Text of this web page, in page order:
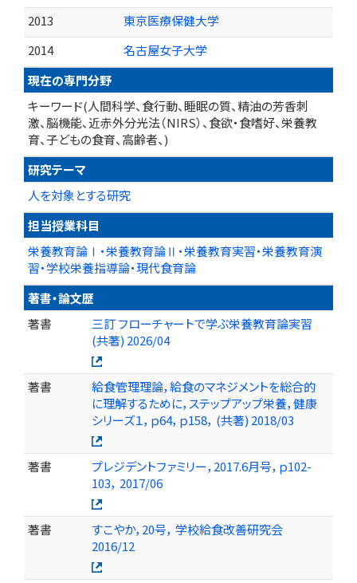
2013
東京医療保健大学
2014
名古屋女子大学
現在の専門分野
キーワード(人間科学、食行動、睡眠の質、精油の芳香刺
激、脳機能、近赤外分光法（NIRS）、食欲・食嗜好、栄養教
育、子どもの食育、高齢者、)
研究テーマ
人を対象とする研究
担当授業科目
栄養教育論Ⅰ・栄養教育論Ⅱ・栄養教育実習・栄養教育演
習・学校栄養指導論・現代食育論
著書・論文歴
著書
三訂 フローチャートで学ぶ栄養教育論実習
(共著) 2026/04
著書
給食管理理論，給食のマネジメントを総合的
に理解するために，ステップアップ栄養，健康
シリーズ１，ｐ64，ｐ158， (共著) 2018/03
著書
プレジデントファミリー，2017.6月号，ｐ102-
103， 2017/06
著書
すこやか，20号， 学校給食改善研究会
2016/12